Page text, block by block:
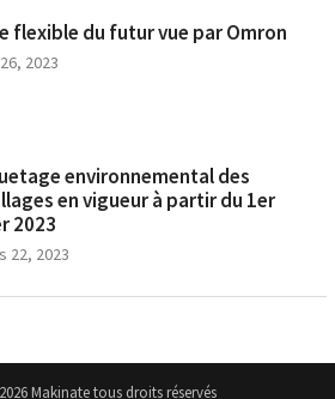
flexible du futur vue par Omron
2023
environnemental des
en vigueur à partir du 1er
2023
22, 2023
Makinate tous droits réservés